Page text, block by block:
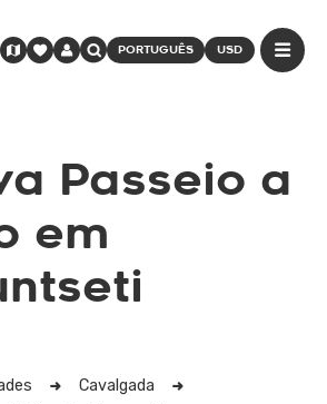
PORTUGUÊS USD
Passeio a
em
Cavalgada